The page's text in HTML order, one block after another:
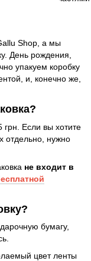
Shop, а мы
День рождения,
упакуем коробку
и, конечно же,
грн. Если вы хотите
отдельно, нужно
не входит в
бумагу,
цвет ленты